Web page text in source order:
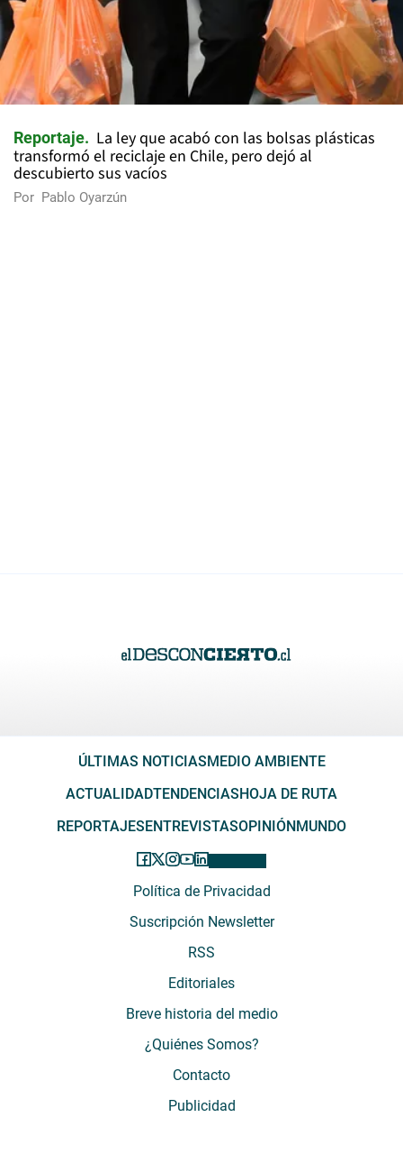
Reportaje
La ley que acabó con las bolsas plásticas
transformó el reciclaje en Chile, pero dejó al
descubierto sus vacíos
Por Pablo Oyarzún
ÚLTIMAS NOTICIASMEDIO AMBIENTE
ACTUALIDADTENDENCIASHOJA DE RUTA
REPORTAJESENTREVISTASOPINIÓNMUNDO
Política de Privacidad
Suscripción Newsletter
RSS
Editoriales
Breve historia del medio
¿Quiénes Somos?
Contacto
Publicidad